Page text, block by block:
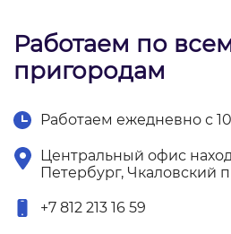
Работаем по
пригородам
Работаем ежедневно с
Центральный офис
Петербург, Чкаловский
+7 812 213 16 59